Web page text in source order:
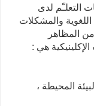
التعلـّم لدى
والمشكلات
المظاهر
هي :
المحيطة ،